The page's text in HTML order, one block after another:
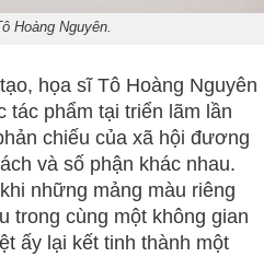
Hoàng Nguyên.
họa sĩ Tô Hoàng Nguyên
tác phẩm tại triển lãm lần
chiếu của xã hội đương
và số phận khác nhau.
những mảng màu riêng
trong cùng một không gian
ấy lại kết tinh thành một